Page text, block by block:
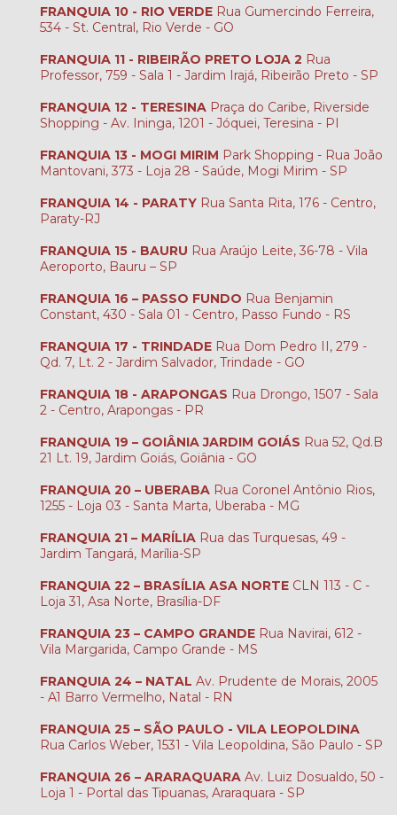
FRANQUIA 10 - RIO VERDE Rua Gumercindo Ferreira,
534 - St. Central, Rio Verde - GO
FRANQUIA 11 - RIBEIRÃO PRETO LOJA 2 Rua
Professor, 759 - Sala 1 - Jardim Irajá, Ribeirão Preto - SP
FRANQUIA 12 - TERESINA Praça do Caribe, Riverside
Shopping - Av. Ininga, 1201 - Jóquei, Teresina - PI
FRANQUIA 13 - MOGI MIRIM Park Shopping - Rua João
Mantovani, 373 - Loja 28 - Saúde, Mogi Mirim - SP
FRANQUIA 14 - PARATY Rua Santa Rita, 176 - Centro,
Paraty-RJ
FRANQUIA 15 - BAURU Rua Araújo Leite, 36-78 - Vila
Aeroporto, Bauru – SP
FRANQUIA 16 – PASSO FUNDO Rua Benjamin
Constant, 430 - Sala 01 - Centro, Passo Fundo - RS
FRANQUIA 17 - TRINDADE Rua Dom Pedro II, 279 -
Qd. 7, Lt. 2 - Jardim Salvador, Trindade - GO
FRANQUIA 18 - ARAPONGAS Rua Drongo, 1507 - Sala
2 - Centro, Arapongas - PR
FRANQUIA 19 – GOIÂNIA JARDIM GOIÁS Rua 52, Qd.B
21 Lt. 19, Jardim Goiás, Goiânia - GO
FRANQUIA 20 – UBERABA Rua Coronel Antônio Rios,
1255 - Loja 03 - Santa Marta, Uberaba - MG
FRANQUIA 21 – MARÍLIA Rua das Turquesas, 49 -
Jardim Tangará, Marília-SP
FRANQUIA 22 – BRASÍLIA ASA NORTE CLN 113 - C -
Loja 31, Asa Norte, Brasília-DF
FRANQUIA 23 – CAMPO GRANDE Rua Navirai, 612 -
Vila Margarida, Campo Grande - MS
FRANQUIA 24 – NATAL Av. Prudente de Morais, 2005
- A1 Barro Vermelho, Natal - RN
FRANQUIA 25 – SÃO PAULO - VILA LEOPOLDINA
Rua Carlos Weber, 1531 - Vila Leopoldina, São Paulo - SP
FRANQUIA 26 – ARARAQUARA Av. Luiz Dosualdo, 50 -
Loja 1 - Portal das Tipuanas, Araraquara - SP